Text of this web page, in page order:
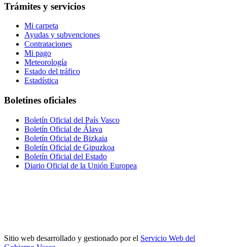
Trámites y servicios
Mi carpeta
Ayudas y subvenciones
Contrataciones
Mi pago
Meteorología
Estado del tráfico
Estadística
Boletines oficiales
Boletín Oficial del País Vasco
Boletín Oficial de Álava
Boletín Oficial de Bizkaia
Boletín Oficial de Gipuzkoa
Boletín Oficial del Estado
Diario Oficial de la Unión Europea
Sitio web desarrollado y gestionado por el Servicio Web del